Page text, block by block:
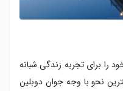
را برای تجربه زندگی شبانه
نحو با وجه جوان دوبلین